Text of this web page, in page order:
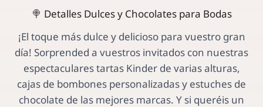
🍭 Detalles Dulces y Chocolates para Bodas
¡El toque más dulce y delicioso para vuestro gran
día! Sorprended a vuestros invitados con nuestras
espectaculares tartas Kinder de varias alturas,
cajas de bombones personalizadas y estuches de
chocolate de las mejores marcas. Y si queréis un